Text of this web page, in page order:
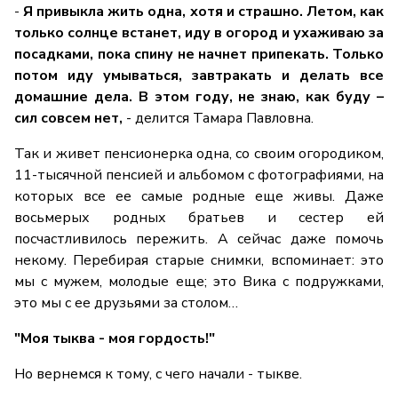
- Я привыкла жить одна, хотя и страшно. Летом, как
только солнце встанет, иду в огород и ухаживаю за
посадками, пока спину не начнет припекать. Только
потом иду умываться, завтракать и делать все
домашние дела. В этом году, не знаю, как буду –
сил совсем нет, - делится Тамара Павловна.
Так и живет пенсионерка одна, со своим огородиком,
11-тысячной пенсией и альбомом с фотографиями, на
которых все ее самые родные еще живы. Даже
восьмерых родных братьев и сестер ей
посчастливилось пережить. А сейчас даже помочь
некому. Перебирая старые снимки, вспоминает: это
мы с мужем, молодые еще; это Вика с подружками,
это мы с ее друзьями за столом…
"Моя тыква - моя гордость!"
Но вернемся к тому, с чего начали - тыкве.